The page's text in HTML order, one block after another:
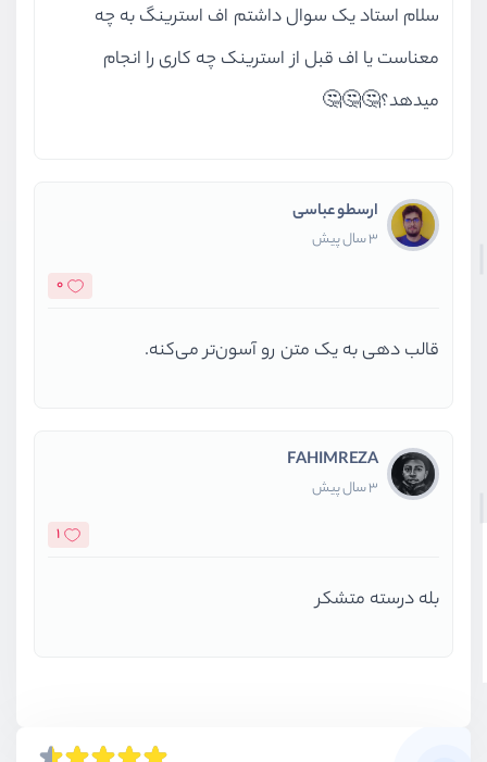
سلام استاد یک سوال داشتم اف استرینگ به چه
معناست یا اف قبل از استرینک چه کاری را انجام
میدهد؟🤔🤔🤔
ارسطو عباسی
3 سال پیش
0
قالب دهی به یک متن رو آسون‌تر می‌کنه.
FAHIMREZA
3 سال پیش
1
بله درسته متشکر